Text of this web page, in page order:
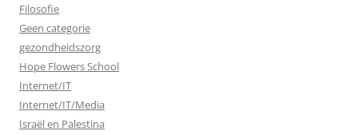
Filosofie
Geen categorie
gezondheidszorg
Hope Flowers School
Internet/IT
Internet/IT/Media
Israël en Palestina